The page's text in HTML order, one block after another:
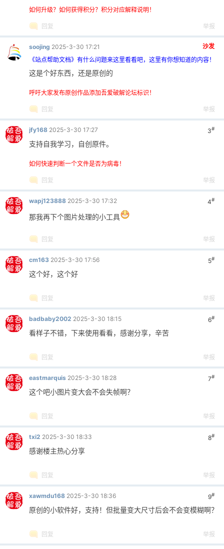
如何升级？如何获得积分？积分对应解释说明！
回复 举报
沙发
soojing 2025-3-30 17:21
《站点帮助文档》有什么问题来这里看看吧，这里有你想知道的内容！
这是个好东西，还是原创的
呼吁大家发布原创作品添加吾爱破解论坛标识！
回复 举报
3#
jfy168 2025-3-30 17:27
支持自我学习，自创原件。
如何快速判断一个文件是否为病毒！
回复 举报
4#
wapj123888 2025-3-30 17:32
那我再下个图片处理的小工具
回复 举报
5#
cm163 2025-3-30 17:56
这个好，这个好
回复 举报
6#
badbaby2002 2025-3-30 18:15
看样子不错，下来使用看看，感谢分享，辛苦
回复 举报
7#
eastmarquis 2025-3-30 18:28
这个吧小图片变大会不会失帧啊？
回复 举报
8#
txi2 2025-3-30 18:33
感谢楼主热心分享
回复 举报
9#
xawmdu168 2025-3-30 18:36
原创的小软件好，支持！但批量变大尺寸后会不会变模糊啊？
回复 举报